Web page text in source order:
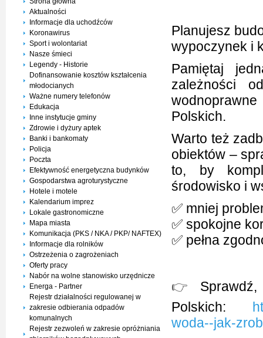
Aktualności
Informacje dla uchodźców
Koronawirus
Sport i wolontariat
Nasze śmieci
Legendy - Historie
Dofinansowanie kosztów kształcenia
młodocianych
Ważne numery telefonów
Edukacja
Inne instytucje gminy
Zdrowie i dyżury aptek
Banki i bankomaty
Policja
Poczta
Efektywność energetyczna budynków
Gospodarstwa agroturystyczne
Hotele i motele
Kalendarium imprez
Lokale gastronomiczne
Mapa miasta
Komunikacja (PKS / NKA / PKP/ NAFTEX)
Informacje dla rolników
Ostrzeżenia o zagrożeniach
Oferty pracy
Nabór na wolne stanowisko urzędnicze
Energa - Partner
Rejestr działalności regulowanej w
zakresie odbierania odpadów
komunalnych
Rejestr zezwoleń w zakresie opróżniania
Planujesz
wypoczynek i
Pamiętaj
zależności
Polskich.
Warto też
obiektów –
to, by
środowisko i
✅ mniej
✅ spokojne
✅ pełna
👉
Polskich:
woda--jak-